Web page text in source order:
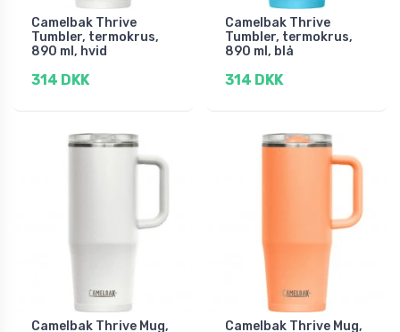
Camelbak Thrive
Tumbler, termokrus,
890 ml, hvid
314 DKK
Camelbak Thrive
Tumbler, termokrus,
890 ml, blå
314 DKK
Camelbak Thrive Mug,
Camelbak Thrive Mug,